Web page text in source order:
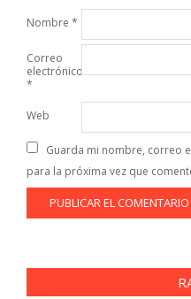
Nombre *
Correo
electrónico
*
Web
Guarda mi nombre, correo
para la próxima vez que